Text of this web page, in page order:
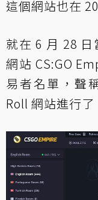
這個網站也在
就在 6 月 28
網站 CS:GO
易者名單，聲
Roll 網站進行了